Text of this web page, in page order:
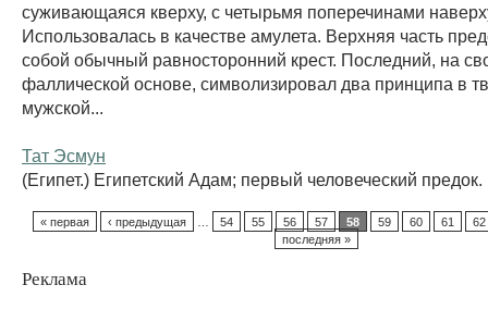
суживающаяся кверху, с четырьмя поперечинами
Использовалась в качестве амулета. Верхняя часть
собой обычный равносторонний крест. Последний, на
фаллической основе, символизировал два принципа в
мужской...
Тат Эсмун
(Египет.) Египетский Адам; первый человеческий предок.
« первая ‹ предыдущая 54 55 56 57 58 59 60 61
62
последняя »
Реклама